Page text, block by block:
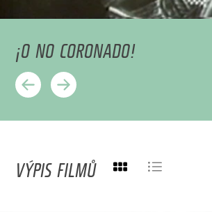
¡O NO CORONADO!
VÝPIS FILMŮ